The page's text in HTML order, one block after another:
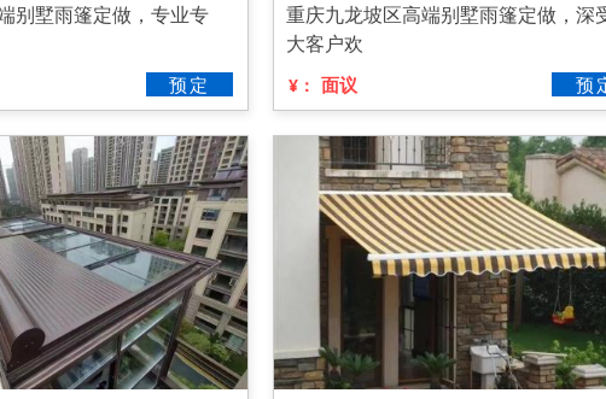
别墅雨篷定做，专业专
预定
重庆九龙坡区高端别墅雨篷定做，深
大客户欢
¥： 面议 预